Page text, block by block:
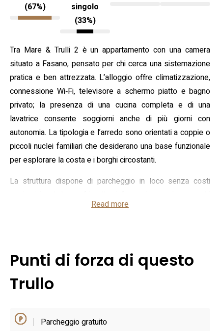
(67%)
singolo
(33%)
Tra Mare & Trulli 2 è un appartamento con una camera
situato a Fasano, pensato per chi cerca una sistemazione
pratica e ben attrezzata. L’alloggio offre climatizzazione,
connessione Wi‑Fi, televisore a schermo piatto e bagno
privato; la presenza di una cucina completa e di una
lavatrice consente soggiorni anche di più giorni con
autonomia. La tipologia e l’arredo sono orientati a coppie o
piccoli nuclei familiari che desiderano una base funzionale
per esplorare la costa e i borghi circostanti.
La struttura dispone di parcheggio in loco senza costi
viaggia con animali. Gli orari standard prevedono il check‑in
possibilità di preparare pasti in autonomia e spazi
soggiorno che favoriscono un soggiorno rilassato dopo
escursioni giornaliere.
Posizionata a breve distanza dal centro cittadino e
comoda per raggiungere sia la costa che l’entroterra, la
Read more
Punti di forza di questo
Trullo
Parcheggio gratuito